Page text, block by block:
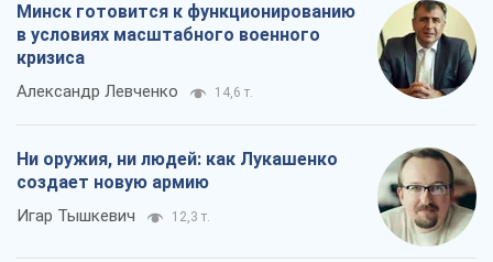
Минск готовится к функционированию
в условиях масштабного военного
кризиса
Александр Левченко 14,6 т.
Ни оружия, ни людей: как Лукашенко
создает новую армию
Игар Тышкевич 12,3 т.